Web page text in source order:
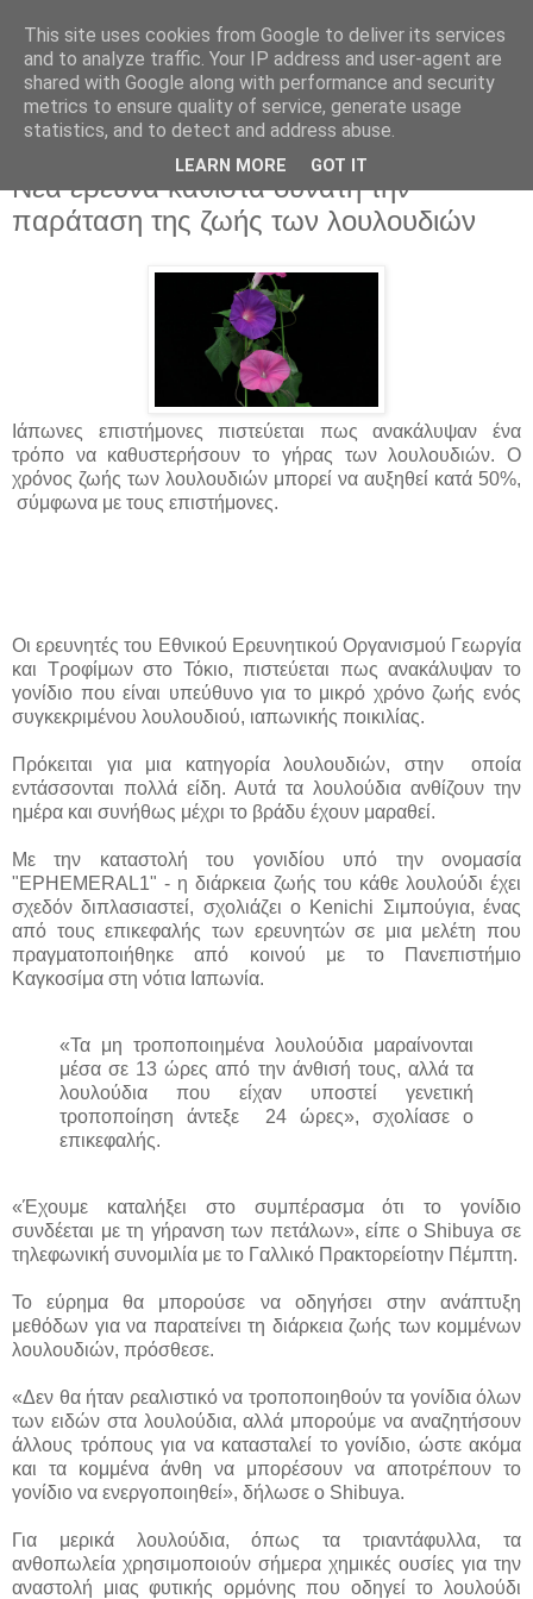
Νέα έρευνα καθιστά δυνατή την
παράταση της ζωής των λουλουδιών
Iάπωνες επιστήμονες πιστεύεται πως ανακάλυψαν ένα
τρόπο να καθυστερήσουν το γήρας των λουλουδιών. Ο
χρόνος ζωής των λουλουδιών μπορεί να αυξηθεί κατά 50%,
σύμφωνα με τους επιστήμονες.
Οι ερευνητές του Εθνικού Ερευνητικού Οργανισμού Γεωργία
και Τροφίμων στο Τόκιο, πιστεύεται πως ανακάλυψαν το
γονίδιο που είναι υπεύθυνο για το μικρό χρόνο ζωής ενός
συγκεκριμένου λουλουδιού, ιαπωνικής ποικιλίας.
Πρόκειται για μια κατηγορία λουλουδιών, στην οποία
εντάσσονται πολλά είδη. Αυτά τα λουλούδια ανθίζουν την
ημέρα και συνήθως μέχρι το βράδυ έχουν μαραθεί.
Με την καταστολή του γονιδίου υπό την ονομασία
"EPHEMERAL1" - η διάρκεια ζωής του κάθε λουλούδι έχει
σχεδόν διπλασιαστεί, σχολιάζει ο Kenichi Σιμπούγια, ένας
από τους επικεφαλής των ερευνητών σε μια μελέτη που
πραγματοποιήθηκε από κοινού με το Πανεπιστήμιο
Καγκοσίμα στη νότια Ιαπωνία.
«Τα μη τροποποιημένα λουλούδια μαραίνονται
μέσα σε 13 ώρες από την άνθισή τους, αλλά τα
λουλούδια που είχαν υποστεί γενετική
τροποποίηση άντεξε 24 ώρες», σχολίασε ο
επικεφαλής.
«Έχουμε καταλήξει στο συμπέρασμα ότι το γονίδιο
συνδέεται με τη γήρανση των πετάλων», είπε ο Shibuya σε
τηλεφωνική συνομιλία με το Γαλλικό Πρακτορείοτην Πέμπτη.
Το εύρημα θα μπορούσε να οδηγήσει στην ανάπτυξη
μεθόδων για να παρατείνει τη διάρκεια ζωής των κομμένων
λουλουδιών, πρόσθεσε.
«Δεν θα ήταν ρεαλιστικό να τροποποιηθούν τα γονίδια όλων
των ειδών στα λουλούδια, αλλά μπορούμε να αναζητήσουν
άλλους τρόπους για να κατασταλεί το γονίδιο, ώστε ακόμα
και τα κομμένα άνθη να μπορέσουν να αποτρέπουν το
γονίδιο να ενεργοποιηθεί», δήλωσε ο Shibuya.
Για μερικά λουλούδια, όπως τα τριαντάφυλλα, τα
ανθοπωλεία χρησιμοποιούν σήμερα χημικές ουσίες για την
αναστολή μιας φυτικής ορμόνης που οδηγεί το λουλούδι
This site uses cookies from Google to deliver its services
and to analyze traffic. Your IP address and user-agent are
shared with Google along with performance and security
metrics to ensure quality of service, generate usage
statistics, and to detect and address abuse.
LEARN MORE GOT IT